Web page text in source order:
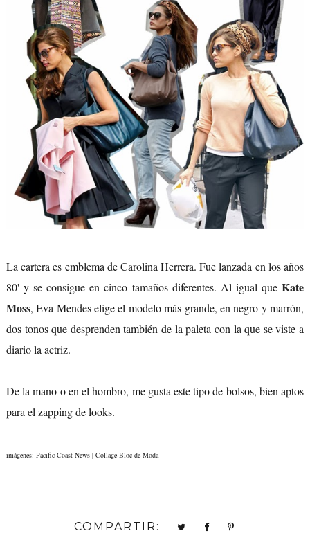
La cartera es emblema de Carolina Herrera. Fue lanzada en los años
80' y se consigue en cinco tamaños diferentes. Al igual queKate
Moss, Eva Mendes elige el modelo más grande, en negro y marrón,
dos tonos que desprenden también de la paleta con la que se viste a
diario la actriz.
De la mano o en el hombro, me gusta este tipo de bolsos, bien aptos
para el zapping de looks.
imágenes: Pacific Coast News | Collage Bloc de Moda
COMPARTIR: